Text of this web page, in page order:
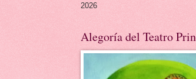
2026
Alegoría del Teatro